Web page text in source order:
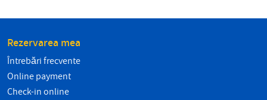
Rezervarea mea
Întrebări frecvente
Online payment
Check-in online